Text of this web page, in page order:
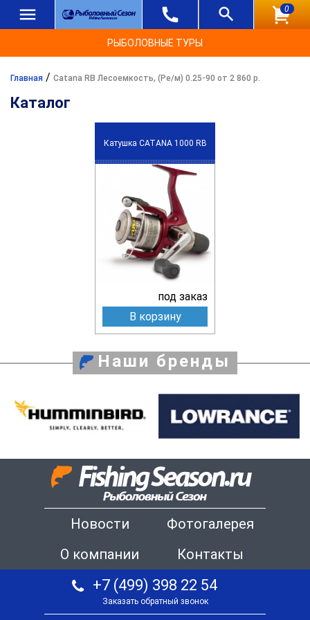
0
РЫБОЛОВНЫЕ ТУРЫ
Главная / Catana RB Лесоемкость, (Ре/м) 0.25-90 от 2 860 р.
Каталог
Катушка CATANA 1000 RB
под заказ
В корзину
Наши бренды
Новости
Фотогалерея
О компании
Контакты
+7 (499) 398 22 54
Заказать обратный звонок